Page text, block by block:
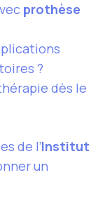
prothèse
?
dès le
de l’Institut
un